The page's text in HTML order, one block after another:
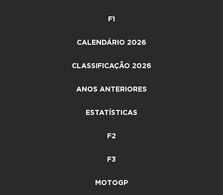
F1
CALENDÁRIO 2026
CLASSIFICAÇÃO 2026
ANOS ANTERIORES
ESTATÍSTICAS
F2
F3
MOTOGP